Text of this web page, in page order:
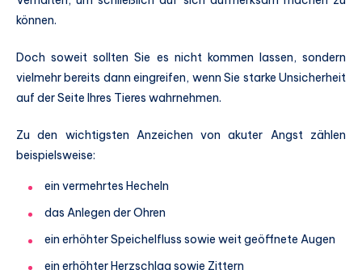
können.
Doch soweit sollten Sie es nicht kommen lassen, sondern
vielmehr bereits dann eingreifen, wenn Sie starke Unsicherheit
auf der Seite Ihres Tieres wahrnehmen.
Zu den wichtigsten Anzeichen von akuter Angst zählen
beispielsweise:
ein vermehrtes Hecheln
das Anlegen der Ohren
ein erhöhter Speichelfluss sowie weit geöffnete Augen
ein erhöhter Herzschlag sowie Zittern